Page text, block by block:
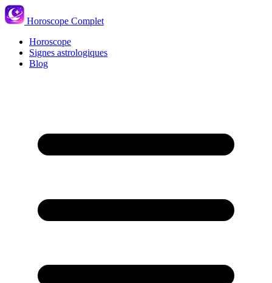
Horoscope Complet
Horoscope
Signes astrologiques
Blog